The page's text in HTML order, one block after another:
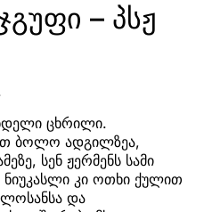
– პსჟ
ცხრილი.
ბოლო ადგილზეა,
სენ ჟერმენს სამი
ნიუკასლი კი ოთხი ქულით
და